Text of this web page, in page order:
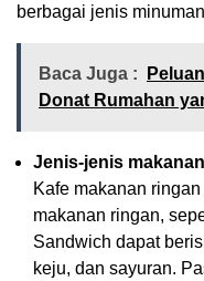
berbagai jenis
Baca Juga :
Donat Rumahan
Jenis-jenis
Kafe makanan
makanan ringan,
Sandwich dapat
keju, dan sayuran.